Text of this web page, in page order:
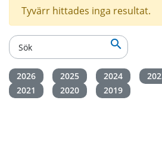
Tyvärr hittades inga resultat.

2026 2025 2024
2021
2020 2019